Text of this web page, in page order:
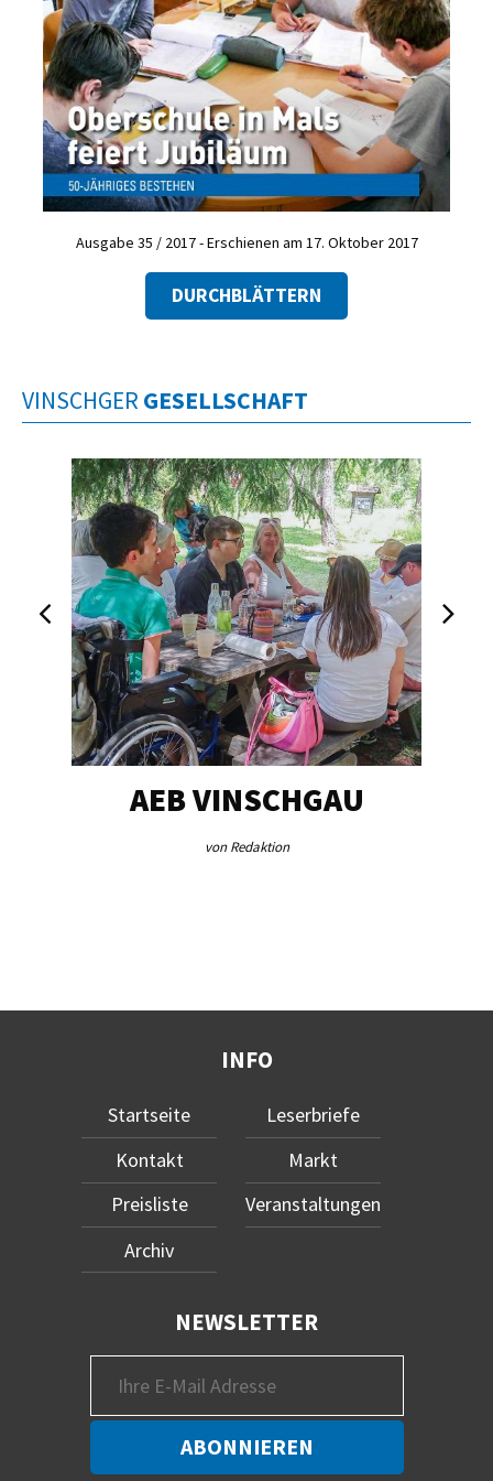
Ausgabe 35 / 2017 - Erschienen am 17. Oktober 2017
DURCHBLÄTTERN
VINSCHGER GESELLSCHAFT
AEB VINSCHGAU
von Redaktion
INFO
Startseite
Kontakt
Preisliste
Archiv
Leserbriefe
Markt
Veranstaltungen
NEWSLETTER